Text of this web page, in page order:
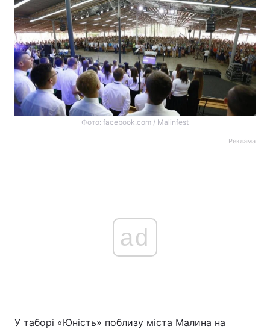
Фото: facebook.com / Malinfest
Реклама
ad
У таборі «Юність» поблизу міста Малина на